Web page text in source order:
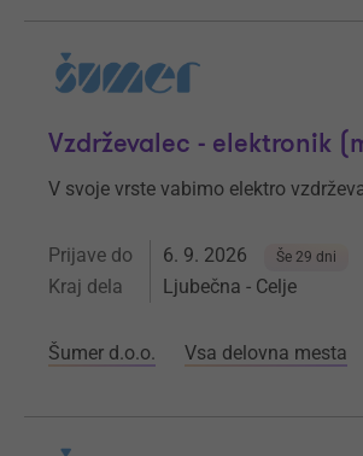
Vzdrževalec - elektronik
V svoje vrste vabimo elektro
Prijave do 6. 9. 2026 Še 29 dni
Kraj dela Ljubečna - Celje
Šumer d.o.o. Vsa delovna mesta